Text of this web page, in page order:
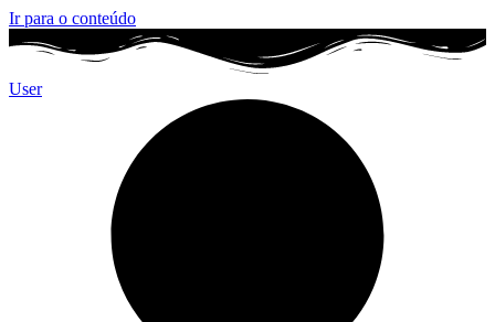
Ir para o conteúdo
User